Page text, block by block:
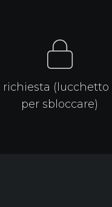
(lucchetto
per sbloccare)